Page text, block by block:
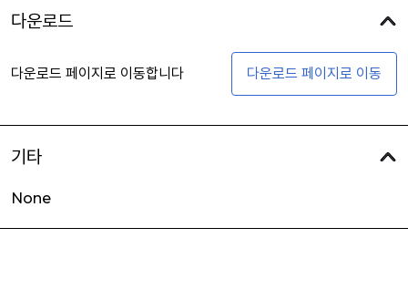
다운로드
다운로드 페이지로 이동합니다 다운로드 페이지로 이동
기타
None